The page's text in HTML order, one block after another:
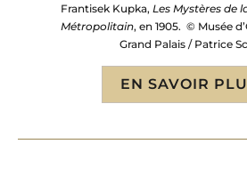
Frantisek Kupka, Les Mystères de
Métropolitain, en 1905. © Musée
Grand Palais / Patrice
EN SAVOIR